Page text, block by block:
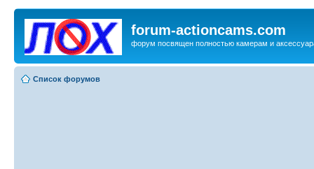
forum-actioncams.com
форум посвящен полностью камерам и
Список форумов